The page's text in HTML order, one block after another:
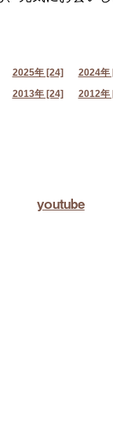
2025年 [24] 2024年
2013年 [24] 2012年
youtube